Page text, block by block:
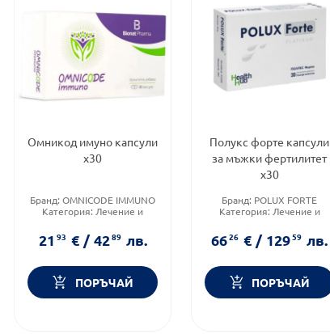
Омникод имуно капсули
х30
Бранд:OMNICODE IMMUNO
Категория:Лечение и
Форма на продукта:
2193 € / 4289 лв.
ПОРЪЧАЙ
Полукс форте капсули
за мъжки фертилитет
х30
Бранд: POLUX FORTE
Категория: Лечение и
Форма на продукта:капсули
6626 € / 12959 лв.
ПОРЪЧАЙ